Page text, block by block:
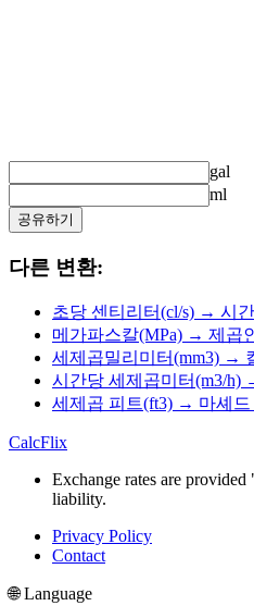
gal
ml
공유하기
다른 변환:
초당 센티리터(cl/s) → 시
메가파스칼(MPa) → 제곱
세제곱밀리미터(mm3) →
시간당 세제곱미터(m3/h)
세제곱 피트(ft3) → 마셰드
CalcFlix
Exchange rates are
liability.
Privacy Policy
Contact
🌐 Language